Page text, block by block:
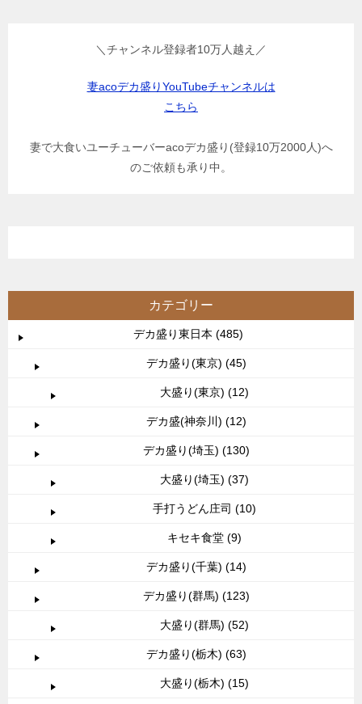
＼チャンネル登録者10万人越え／
妻acoデカ盛りYouTubeチャンネルは
こちら
妻で大食いユーチューバーacoデカ盛り(登録10万2000人)へ
のご依頼も承り中。
カテゴリー
デカ盛り東日本 (485)
デカ盛り(東京) (45)
大盛り(東京) (12)
デカ盛(神奈川) (12)
デカ盛り(埼玉) (130)
大盛り(埼玉) (37)
手打うどん庄司 (10)
キセキ食堂 (9)
デカ盛り(千葉) (14)
デカ盛り(群馬) (123)
大盛り(群馬) (52)
デカ盛り(栃木) (63)
大盛り(栃木) (15)